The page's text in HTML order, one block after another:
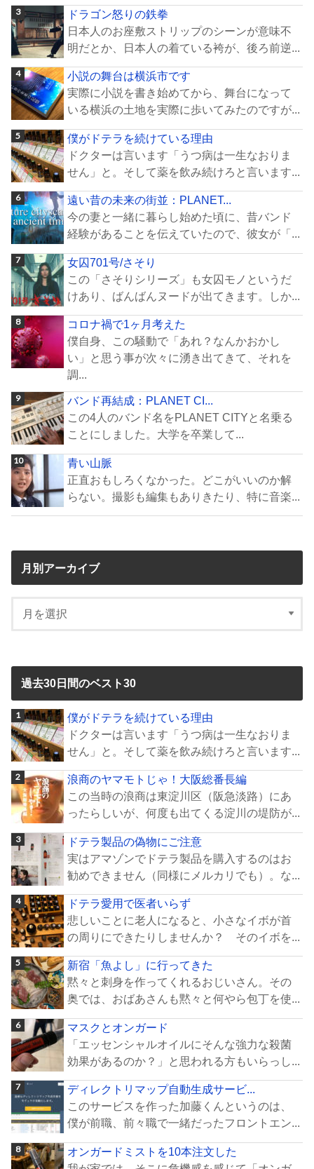
ドラゴン怒りの鉄拳
日本人のお座敷ストリップのシーンが意味不
明だとか、日本人の着ている袴が、後ろ前逆...
小説の舞台は横浜市です
実際に小説を書き始めてから、舞台になって
いる横浜の土地を実際に歩いてみたのですが...
僕がドテラを続けている理由
ドクターは言います「うつ病は一生なおりま
せん」と。そして薬を飲み続けろと言います...
遠い昔の未来の街並：PLANET...
今の妻と一緒に暮らし始めた頃に、昔バンド
経験があることを伝えていたので、彼女が「...
女囚701号/さそり
この「さそりシリーズ」も女囚モノというだ
けあり、ばんばんヌードが出てきます。しか...
コロナ禍で1ヶ月考えた
僕自身、この騒動で「あれ？なんかおかし
い」と思う事が次々に湧き出てきて、それを
調...
バンド再結成：PLANET CI...
この4人のバンド名をPLANET CITYと名乗る
ことにしました。大学を卒業して...
青い山脈
正直おもしろくなかった。どこがいいのか解
らない。撮影も編集もありきたり、特に音楽...
月別アーカイブ
過去30日間のベスト30
僕がドテラを続けている理由
ドクターは言います「うつ病は一生なおりま
せん」と。そして薬を飲み続けろと言います...
浪商のヤマモトじゃ！大阪総番長編
この当時の浪商は東淀川区（阪急淡路）にあ
ったらしいが、何度も出てくる淀川の堤防が...
ドテラ製品の偽物にご注意
実はアマゾンでドテラ製品を購入するのはお
勧めできません（同様にメルカリでも）。な...
ドテラ愛用で医者いらず
悲しいことに老人になると、小さなイボが首
の周りにできたりしませんか？ そのイボを...
新宿「魚よし」に行ってきた
黙々と刺身を作ってくれるおじいさん。その
奥では、おばあさんも黙々と何やら包丁を使...
マスクとオンガード
「エッセンシャルオイルにそんな強力な殺菌
効果があるのか？」と思われる方もいらっし...
ディレクトリマップ自動生成サービ...
このサービスを作った加藤くんというのは、
僕が前職、前々職で一緒だったフロントエン...
オンガードミストを10本注文した